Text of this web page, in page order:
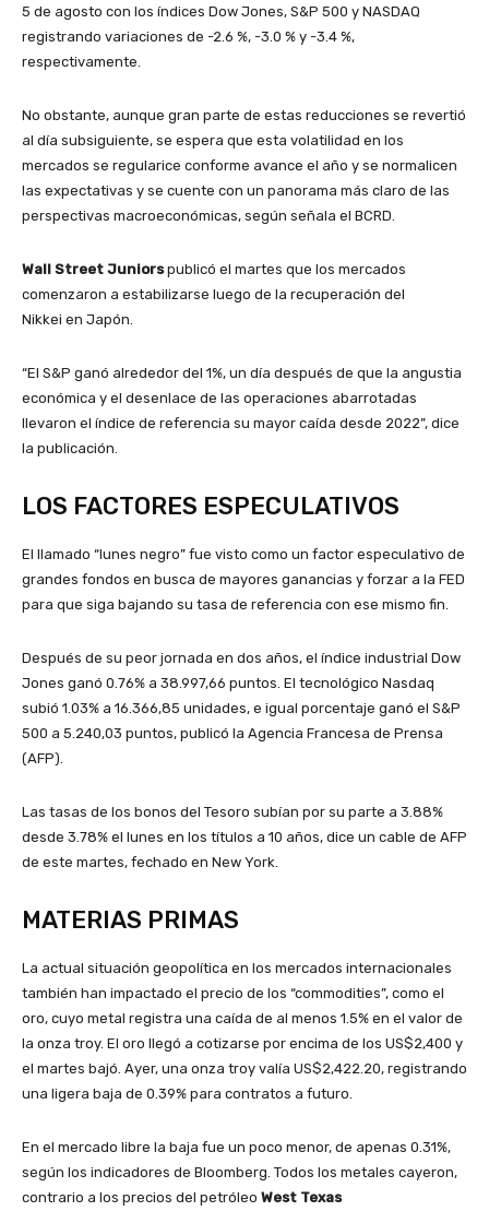
5 de agosto con los índices Dow Jones, S&P 500 y NASDAQ
registrando variaciones de -2.6 %, -3.0 % y -3.4 %,
respectivamente.
No obstante, aunque gran parte de estas reducciones se revertió
al día subsiguiente, se espera que esta volatilidad en los
mercados se regularice conforme avance el año y se normalicen
las expectativas y se cuente con un panorama más claro de las
perspectivas macroeconómicas, según señala el BCRD.
Wall Street Juniorspublicó el martes que los mercados
comenzaron a estabilizarse luego de la recuperación del
Nikkei en Japón.
“El S&P ganó alrededor del 1%, un día después de que la angustia
económica y el desenlace de las operaciones abarrotadas
llevaron el índice de referencia su mayor caída desde 2022”, dice
la publicación.
LOS FACTORES ESPECULATIVOS
El llamado “lunes negro” fue visto como un factor especulativo de
grandes fondos en busca de mayores ganancias y forzar a la FED
para que siga bajando su tasa de referencia con ese mismo fin.
Después de su peor jornada en dos años, el índice industrial Dow
Jones ganó 0.76% a 38.997,66 puntos. El tecnológico Nasdaq
subió 1.03% a 16.366,85 unidades, e igual porcentaje ganó el S&P
500 a 5.240,03 puntos, publicó la Agencia Francesa de Prensa
(AFP).
Las tasas de los bonos del Tesoro subían por su parte a 3.88%
desde 3.78% el lunes en los títulos a 10 años, dice un cable de AFP
de este martes, fechado en New York.
MATERIAS PRIMAS
La actual situación geopolítica en los mercados internacionales
también han impactado el precio de los “commodities”, como el
oro, cuyo metal registra una caída de al menos 1.5% en el valor de
la onza troy. El oro llegó a cotizarse por encima de los US$2,400 y
el martes bajó. Ayer, una onza troy valía US$2,422.20, registrando
una ligera baja de 0.39% para contratos a futuro.
En el mercado libre la baja fue un poco menor, de apenas 0.31%,
según los indicadores de Bloomberg. Todos los metales cayeron,
contrario a los precios del petróleo West Texas